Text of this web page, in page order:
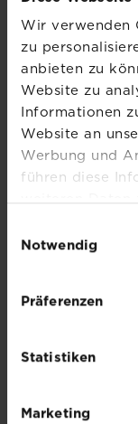
Wir verwenden
zu
anbieten zu
Website zu
Informationen
Website an
Werbung und
führen diese
weiteren Daten
Nutzung der
Notwendig
Präferenzen
Statistiken
Marketing
Der
Machen Sie einen
Mehr lesenüber Der